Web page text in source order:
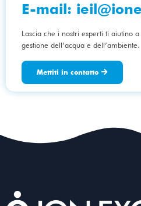
E-mail:
Lascia che i nostri esperti ti aiutino
gestione dell’acqua e dell’ambiente.
Mettiti in contatto